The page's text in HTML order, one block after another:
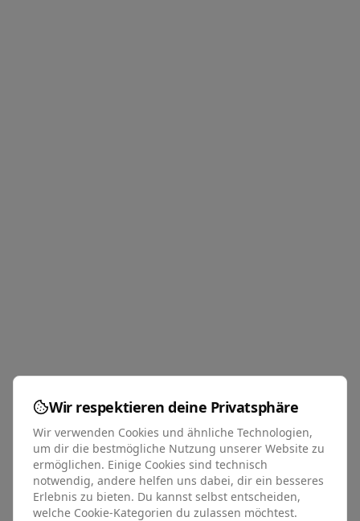
Wir respektieren deine Privatsphäre
Wir verwenden Cookies und ähnliche Technologien,
um dir die bestmögliche Nutzung unserer Website zu
ermöglichen. Einige Cookies sind technisch
notwendig, andere helfen uns dabei, dir ein besseres
Erlebnis zu bieten. Du kannst selbst entscheiden,
welche Cookie-Kategorien du zulassen möchtest.